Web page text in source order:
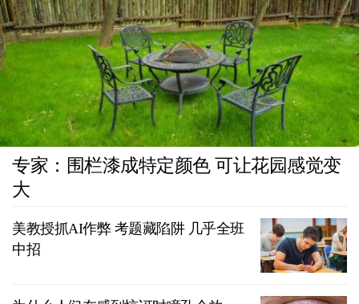
专家：围栏漆成特定颜色 可让花园感觉变
大
美教授抓AI作弊 考题藏陷阱 几乎全班
中招